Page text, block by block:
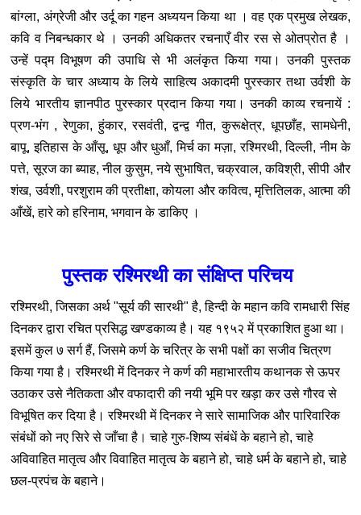
बांग्ला, अंग्रेजी और उर्दू का गहन अध्ययन किया था । वह एक प्रमुख लेखक,
कवि व निबन्धकार थे । उनकी अधिकतर रचनाएँ वीर रस से ओतप्रोत है ।
उन्हें पद्म विभूषण की उपाधि से भी अलंकृत किया गया। उनकी पुस्तक
संस्कृति के चार अध्याय के लिये साहित्य अकादमी पुरस्कार तथा उर्वशी के
लिये भारतीय ज्ञानपीठ पुरस्कार प्रदान किया गया। उनकी काव्य रचनायें :
प्रण-भंग , रेणुका, हुंकार, रसवंती, द्वन्द्व गीत, कुरूक्षेत्र, धूपछाँह, सामधेनी,
बापू, इतिहास के आँसू, धूप और धुआँ, मिर्च का मज़ा, रश्मिरथी, दिल्ली, नीम के
पत्ते, सूरज का ब्याह, नील कुसुम, नये सुभाषित, चक्रवाल, कविश्री, सीपी और
शंख, उर्वशी, परशुराम की प्रतीक्षा, कोयला और कवित्व, मृत्तितिलक, आत्मा की
आँखें, हारे को हरिनाम, भगवान के डाकिए ।
पुस्तक रश्मिरथी का संक्षिप्त परिचय
रश्मिरथी, जिसका अर्थ "सूर्य की सारथी" है, हिन्दी के महान कवि रामधारी सिंह
दिनकर द्वारा रचित प्रसिद्ध खण्डकाव्य है। यह १९५२ में प्रकाशित हुआ था।
इसमें कुल ७ सर्ग हैं, जिसमे कर्ण के चरित्र के सभी पक्षों का सजीव चित्रण
किया गया है। रश्मिरथी में दिनकर ने कर्ण की महाभारतीय कथानक से ऊपर
उठाकर उसे नैतिकता और वफादारी की नयी भूमि पर खड़ा कर उसे गौरव से
विभूषित कर दिया है। रश्मिरथी में दिनकर ने सारे सामाजिक और पारिवारिक
संबंधों को नए सिरे से जाँचा है। चाहे गुरु-शिष्य संबंधें के बहाने हो, चाहे
अविवाहित मातृत्व और विवाहित मातृत्व के बहाने हो, चाहे धर्म के बहाने हो, चाहे
छल-प्रपंच के बहाने।